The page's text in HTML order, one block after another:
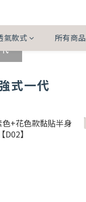
氣款式 所有商品
代
式一代